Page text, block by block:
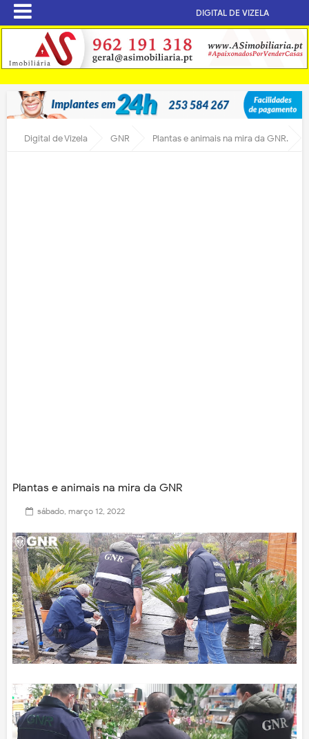
DIGITAL DE VIZELA
Digital de Vizela GNR Plantas e animais na mira da GNR
Plantas e animais na mira da GNR
sábado, março 12, 2022